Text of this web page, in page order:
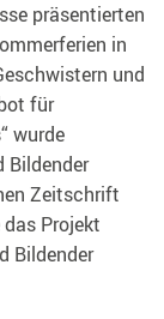
präsentierten
in
und
für
wurde
Bildender
Zeitschrift
Projekt
Bildender